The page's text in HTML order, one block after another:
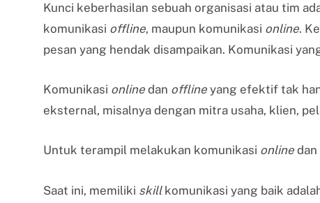
Kunci keberhasilan sebuah organisasi atau tim
komunikasi offline, maupun komunikasi online.
pesan yang hendak disampaikan. Komunikasi
Komunikasi online dan offline yang efektif tak
eksternal, misalnya dengan mitra usaha, klien,
Untuk terampil melakukan komunikasi online dan
Saat ini, memiliki skillkomunikasi yang baik